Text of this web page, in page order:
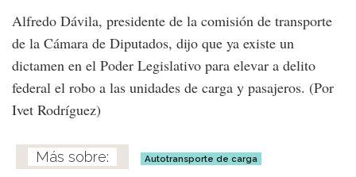
Alfredo Dávila, presidente de la comisión de transporte
de la Cámara de Diputados, dijo que ya existe un
dictamen en el Poder Legislativo para elevar a delito
federal el robo a las unidades de carga y pasajeros. (Por
Ivet Rodríguez)
Autotransporte de carga